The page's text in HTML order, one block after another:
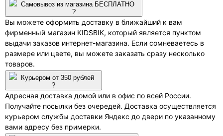
Самовывоз из магазина БЕСПЛАТНО
?
Вы можете оформить доставку в ближайший к вам
фирменный магазин KIDSBIK, который является пунктом
выдачи заказов интернет-магазина. Если сомневаетесь в
размере или цвете, вы можете заказать сразу несколько
товаров.
Курьером от 350 рублей
?
Адресная доставка домой или в офис по всей России.
Получайте посылки без очередей. Доставка осуществляется
курьером службы доставки Яндекс до двери по указанному
вами адресу без примерки.